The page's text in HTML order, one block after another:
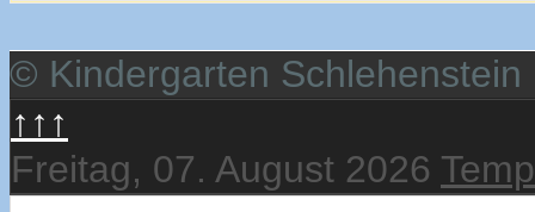
© Kindergarten Schlehenstein
↑↑↑
Freitag, 07. August 2026